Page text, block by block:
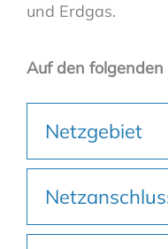
und Erdgas.
Auf den
Netzgebiet